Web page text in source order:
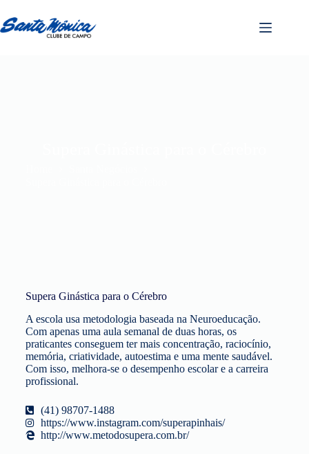
Supera Ginástica para o Cérebro
A escola usa metodologia baseada na Neuroeducação.
Com apenas uma aula semanal de duas horas, os
praticantes conseguem ter mais concentração, raciocínio,
memória, criatividade, autoestima e uma mente saudável.
Com isso, melhora-se o desempenho escolar e a carreira
profissional.
(41) 98707-1488
https://www.instagram.com/superapinhais/
http://www.metodosupera.com.br/